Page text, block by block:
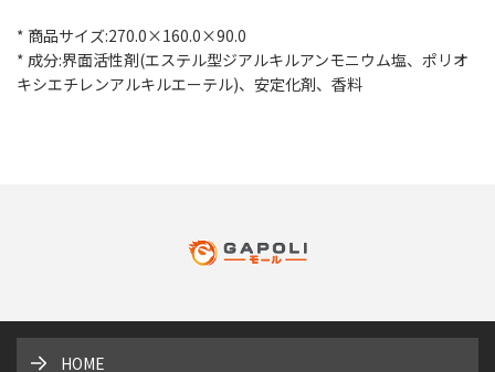
* 商品サイズ:270.0×160.0×90.0
* 成分:界面活性剤(エステル型ジアルキルアンモニウム塩、ポリオ
キシエチレンアルキルエーテル)、安定化剤、香料
HOME